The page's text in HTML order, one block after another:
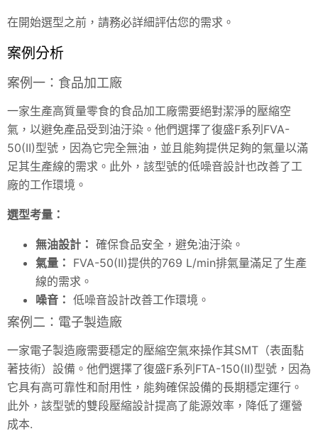
在開始選型之前，請務必詳細評估您的需求。
案例分析
案例一：食品加工廠
一家生產高質量零食的食品加工廠需要絕對潔淨的壓縮空
氣，以避免產品受到油汙染。他們選擇了復盛F系列FVA-
50(II)型號，因為它完全無油，並且能夠提供足夠的氣量以滿
足其生產線的需求。此外，該型號的低噪音設計也改善了工
廠的工作環境。
選型考量：
無油設計： 確保食品安全，避免油汙染。
氣量： FVA-50(II)提供的769 L/min排氣量滿足了生產
線的需求。
噪音： 低噪音設計改善工作環境。
案例二：電子製造廠
一家電子製造廠需要穩定的壓縮空氣來操作其SMT（表面黏
著技術）設備。他們選擇了復盛F系列FTA-150(II)型號，因為
它具有高可靠性和耐用性，能夠確保設備的長期穩定運行。
此外，該型號的雙段壓縮設計提高了能源效率，降低了運營
成本.